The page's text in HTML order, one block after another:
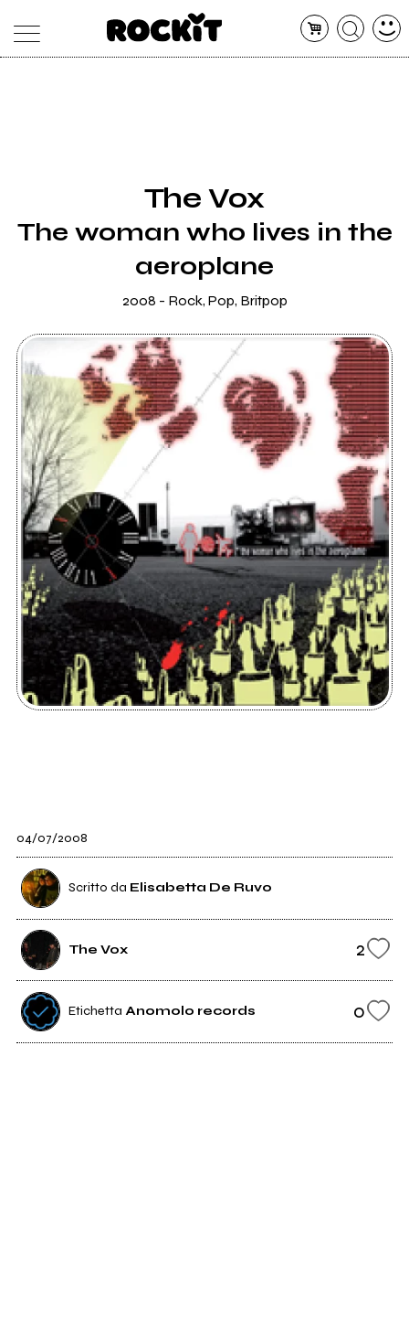
RADIO
The Vox
The woman who lives in the
aeroplane
2008 - Rock, Pop, Britpop
04/07/2008
Scritto da Elisabetta De Ruvo
The Vox 2
Etichetta Anomolo records 0